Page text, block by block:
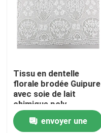
Maison
Tissu en dentelle
florale brodée Guipure
avec soie de lait
chimique poly
envoyer une